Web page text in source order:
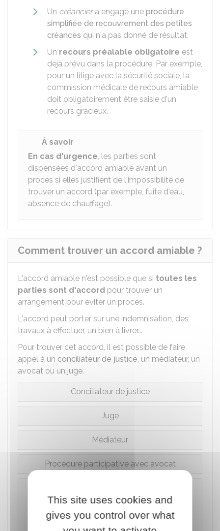
Un créanciera engagé une procédure
simplifiée de recouvrement des petites
créances qui n'a pas donné de résultat.
Un recours préalable obligatoire est
déjà prévu dans la procédure. Par exemple,
pour un litige avec la sécurité sociale, la
commission médicale de recours amiable
doit obligatoirement être saisie d'un
recours gracieux.
À savoir
En cas d'urgence, les parties sont
dispensées d'accord amiable avant un
procès si elles justifient de l'impossibilité de
trouver un accord (par exemple, fuite d'eau,
absence de chauffage).
Comment trouver un accord amiable ?
L'accord amiable n'est possible que si toutes les
parties sont d'accord pour trouver un
arrangement pour éviter un procès.
L'accord peut porter sur une indemnisation, des
travaux à effectuer, un bien à livrer...
Pour trouver cet accord, il est possible de faire
appel à un conciliateur de justice, un médiateur, un
avocat ou un juge.
Conciliateur de justice
Juge
Médiateur
Procédure participative avec avocat
Lorsque qu'une instance est en cours et que
les parties ont recours à la conciliation, à la
médiation ou à la procédure participative, le
This site uses cookies and
gives you control over what